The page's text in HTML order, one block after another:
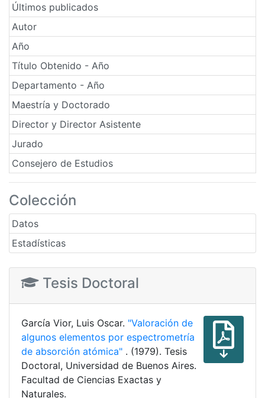
Últimos publicados
Autor
Año
Título Obtenido - Año
Departamento - Año
Maestría y Doctorado
Director y Director Asistente
Jurado
Consejero de Estudios
Colección
Datos
Estadísticas
Tesis Doctoral
García Vior, Luis Oscar. "Valoración de
algunos elementos por espectrometría
de absorción atómica" . (1979). Tesis
Doctoral, Universidad de Buenos Aires.
Facultad de Ciencias Exactas y
Naturales.